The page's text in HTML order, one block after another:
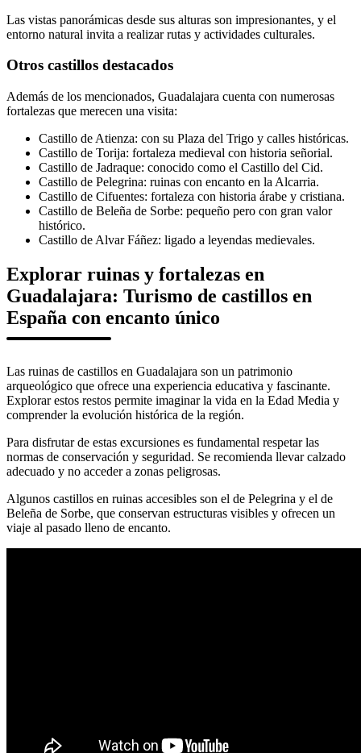
Las vistas panorámicas desde sus alturas son impresionantes, y el
entorno natural invita a realizar rutas y actividades culturales.
Otros castillos destacados
Además de los mencionados, Guadalajara cuenta con numerosas
fortalezas que merecen una visita:
Castillo de Atienza: con su Plaza del Trigo y calles históricas.
Castillo de Torija: fortaleza medieval con historia señorial.
Castillo de Jadraque: conocido como el Castillo del Cid.
Castillo de Pelegrina: ruinas con encanto en la Alcarria.
Castillo de Cifuentes: fortaleza con historia árabe y cristiana.
Castillo de Beleña de Sorbe: pequeño pero con gran valor
histórico.
Castillo de Alvar Fáñez: ligado a leyendas medievales.
Explorar ruinas y fortalezas en
Guadalajara: Turismo de castillos en
España con encanto único
Las ruinas de castillos en Guadalajara son un patrimonio
arqueológico que ofrece una experiencia educativa y fascinante.
Explorar estos restos permite imaginar la vida en la Edad Media y
comprender la evolución histórica de la región.
Para disfrutar de estas excursiones es fundamental respetar las
normas de conservación y seguridad. Se recomienda llevar calzado
adecuado y no acceder a zonas peligrosas.
Algunos castillos en ruinas accesibles son el de Pelegrina y el de
Beleña de Sorbe, que conservan estructuras visibles y ofrecen un
viaje al pasado lleno de encanto.